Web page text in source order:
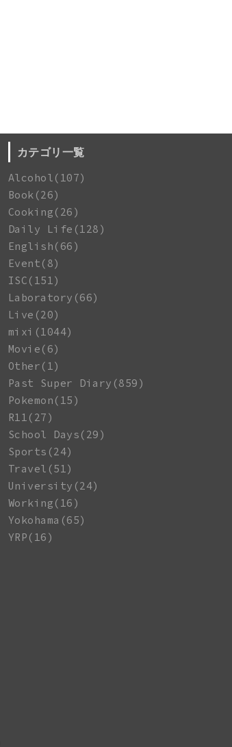
カテゴリ一覧
Alcohol(107)
Book(26)
Cooking(26)
Daily Life(128)
English(66)
Event(8)
ISC(151)
Laboratory(66)
Live(20)
mixi(1044)
Movie(6)
Other(1)
Past Super Diary(859)
Pokemon(15)
R11(27)
School Days(29)
Sports(24)
Travel(51)
University(24)
Working(16)
Yokohama(65)
YRP(16)